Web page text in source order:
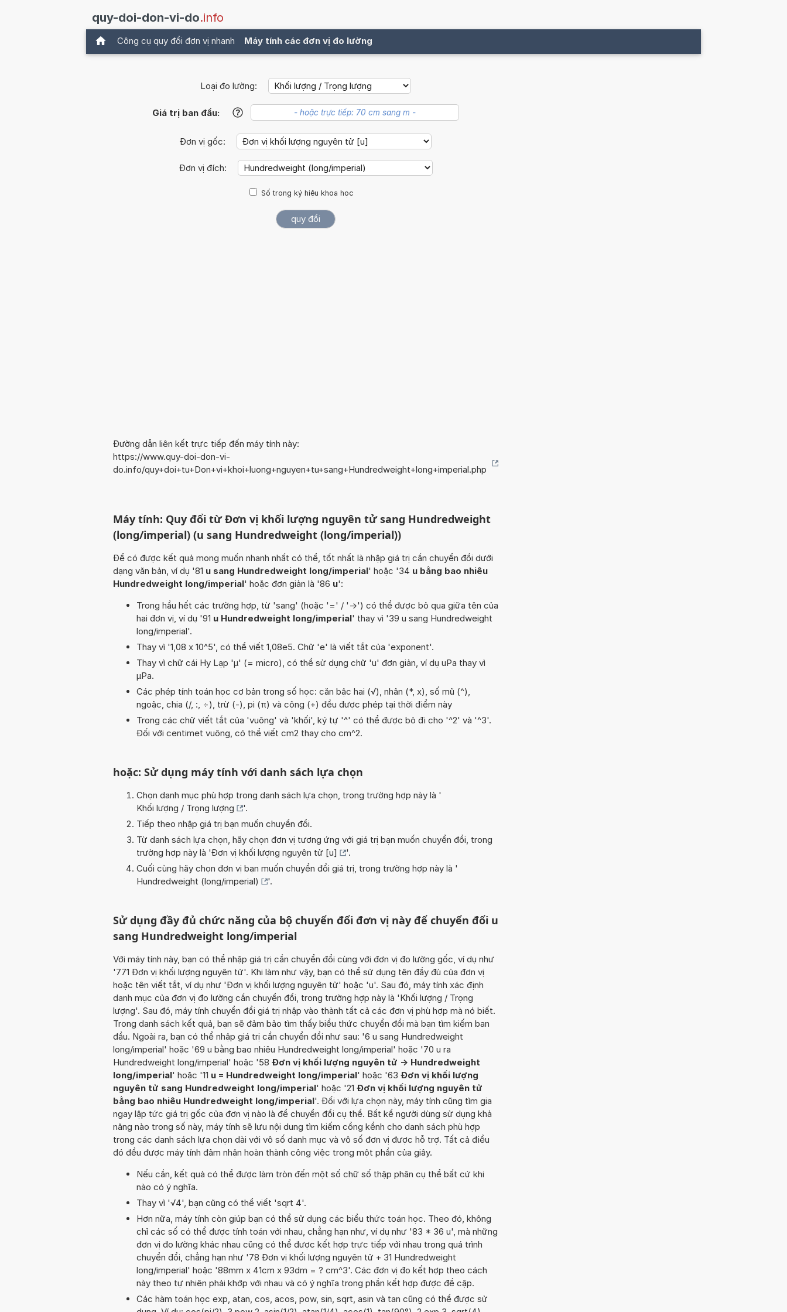
quy-doi-don-vi-do.info
Công cụ quy đổi đơn vị nhanh Máy tính các đơn vị đo lường
Loại đo lường:
Giá trị ban đầu: ?
Đơn vị gốc:
Đơn vị đích:
Số trong ký hiệu khoa học
Đường dẫn liên kết trực tiếp đến máy tính này:
https://www.quy-doi-don-vi-
do.info/quy+doi+tu+Don+vi+khoi+luong+nguyen+tu+sang+Hundredweight+long+imperial.php
Máy tính: Quy đổi từ Đơn vị khối lượng nguyên tử sang Hundredweight
(long/imperial) (u sang Hundredweight (long/imperial))
Để có được kết quả mong muốn nhanh nhất có thể, tốt nhất là nhập giá trị cần chuyển đổi dưới
dạng văn bản, ví dụ '81 u sang Hundredweight long/imperial' hoặc '34 u bằng bao nhiêu
Hundredweight long/imperial' hoặc đơn giản là '86 u':
Trong hầu hết các trường hợp, từ 'sang' (hoặc '=' / '->') có thể được bỏ qua giữa tên của
hai đơn vị, ví dụ '91 u Hundredweight long/imperial' thay vì '39 u sang Hundredweight
long/imperial'.
Thay vì '1,08 x 10^5', có thể viết 1,08e5. Chữ 'e' là viết tắt của 'exponent'.
Thay vì chữ cái Hy Lạp 'µ' (= micro), có thể sử dụng chữ 'u' đơn giản, ví dụ uPa thay vì
µPa.
Các phép tính toán học cơ bản trong số học: căn bậc hai (√), nhân (*, x), số mũ (^),
ngoặc, chia (/, :, ÷), trừ (-), pi (π) và cộng (+) đều được phép tại thời điểm này
Trong các chữ viết tắt của 'vuông' và 'khối', ký tự '^' có thể được bỏ đi cho '^2' và '^3'.
Đối với centimet vuông, có thể viết cm2 thay cho cm^2.
hoặc: Sử dụng máy tính với danh sách lựa chọn
Chọn danh mục phù hợp trong danh sách lựa chọn, trong trường hợp này là '
Khối lượng / Trọng lượng
'.
Tiếp theo nhập giá trị bạn muốn chuyển đổi.
Từ danh sách lựa chọn, hãy chọn đơn vị tương ứng với giá trị bạn muốn chuyển đổi, trong
trường hợp này là 'Đơn vị khối lượng nguyên tử [u]
'.
Cuối cùng hãy chọn đơn vị bạn muốn chuyển đổi giá trị, trong trường hợp này là '
Hundredweight (long/imperial)
'.
Sử dụng đầy đủ chức năng của bộ chuyển đổi đơn vị này để chuyển đổi u
sang Hundredweight long/imperial
Với máy tính này, bạn có thể nhập giá trị cần chuyển đổi cùng với đơn vị đo lường gốc, ví dụ như
'771 Đơn vị khối lượng nguyên tử'. Khi làm như vậy, bạn có thể sử dụng tên đầy đủ của đơn vị
hoặc tên viết tắt, ví dụ như 'Đơn vị khối lượng nguyên tử' hoặc 'u'. Sau đó, máy tính xác định
danh mục của đơn vị đo lường cần chuyển đổi, trong trường hợp này là 'Khối lượng / Trọng
lượng'. Sau đó, máy tính chuyển đổi giá trị nhập vào thành tất cả các đơn vị phù hợp mà nó biết.
Trong danh sách kết quả, bạn sẽ đảm bảo tìm thấy biểu thức chuyển đổi mà bạn tìm kiếm ban
đầu. Ngoài ra, bạn có thể nhập giá trị cần chuyển đổi như sau: '6 u sang Hundredweight
long/imperial' hoặc '69 u bằng bao nhiêu Hundredweight long/imperial' hoặc '70 u ra
Hundredweight long/imperial' hoặc '58 Đơn vị khối lượng nguyên tử -> Hundredweight
long/imperial' hoặc '11 u = Hundredweight long/imperial' hoặc '63 Đơn vị khối lượng
nguyên tử sang Hundredweight long/imperial' hoặc '21 Đơn vị khối lượng nguyên tử
bằng bao nhiêu Hundredweight long/imperial'. Đối với lựa chọn này, máy tính cũng tìm gia
ngay lập tức giá trị gốc của đơn vị nào là để chuyển đổi cụ thể. Bất kể người dùng sử dụng khả
năng nào trong số này, máy tính sẽ lưu nội dung tìm kiếm cồng kềnh cho danh sách phù hợp
trong các danh sách lựa chọn dài với vô số danh mục và vô số đơn vị được hỗ trợ. Tất cả điều
đó đều được máy tính đảm nhận hoàn thành công việc trong một phần của giây.
Nếu cần, kết quả có thể được làm tròn đến một số chữ số thập phân cụ thể bất cứ khi
nào có ý nghĩa.
Thay vì '√4', bạn cũng có thể viết 'sqrt 4'.
Hơn nữa, máy tính còn giúp bạn có thể sử dụng các biểu thức toán học. Theo đó, không
chỉ các số có thể được tính toán với nhau, chẳng hạn như, ví dụ như '83 * 36 u', mà những
đơn vị đo lường khác nhau cũng có thể được kết hợp trực tiếp với nhau trong quá trình
chuyển đổi, chẳng hạn như '78 Đơn vị khối lượng nguyên tử + 31 Hundredweight
long/imperial' hoặc '88mm x 41cm x 93dm = ? cm^3'. Các đơn vị đo kết hợp theo cách
này theo tự nhiên phải khớp với nhau và có ý nghĩa trong phần kết hợp được đề cập.
Các hàm toán học exp, atan, cos, acos, pow, sin, sqrt, asin và tan cũng có thể được sử